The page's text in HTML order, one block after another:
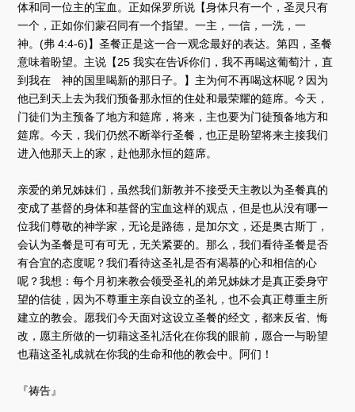
体和同一位主的宝血。正如保罗所说【身体只有一个，圣灵只有
一个，正如你们蒙召同有一个指望。一主，一信，一洗，一
神。(弗 4:4-6)】圣餐正是这一合一观念最好的表达。第四，圣餐
意味着盼望。主说【25 我实在告诉你们，我不再喝这葡萄汁，直
到我在 神的国里喝新的那日子。】主为何不再喝这杯呢？因为
他已到天上去为我们预备那永恒的住处和最荣耀的筵席。今天，
门徒们为主预备了地方和筵席，将来，主也要为门徒预备地方和
筵席。今天，我们仍然不断举行圣餐，也正是盼望将来主接我们
进入他那天上的家，赴他那永恒的筵席。
亲爱的弟兄姊妹们，虽然我们新教并不接受天主教以为圣餐真的
变成了基督的身体和基督的宝血这样的观点，但是也从没有哪一
位我们尊敬的神学家，无论是路德，是加尔文，还是奥古斯丁，
会认为圣餐是可有可无，无关紧要的。那么，我们看待圣餐是否
有合宜的态度呢？我们看待这圣礼是否有渴慕的心和相信的心
呢？我想：每个月初来教会领受圣礼的弟兄姊妹才是真正委身守
望的信徒，因为不尊重主亲自设立的圣礼，也不会真正尊重主所
建立的教会。愿我们今天面对这设立圣餐的经文，都来反省、悔
改，愿主所做的一切藉这圣礼活化在你我的眼前，愿合一与盼望
也藉这圣礼成就在你我的生命和他的教会中。阿们！
『祷告』